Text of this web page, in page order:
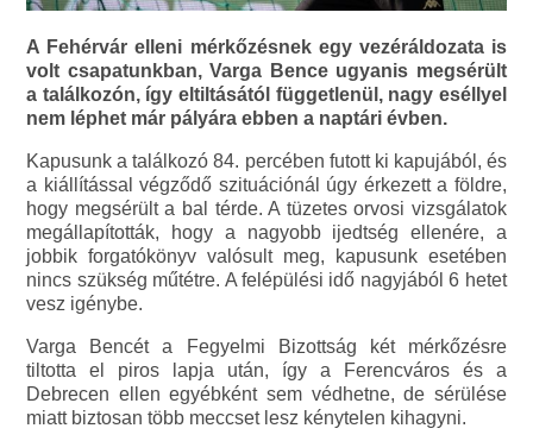
A Fehérvár elleni mérkőzésnek egy vezéráldozata is
volt csapatunkban, Varga Bence ugyanis megsérült
a találkozón, így eltiltásától függetlenül, nagy eséllyel
nem léphet már pályára ebben a naptári évben.
Kapusunk a találkozó 84. percében futott ki kapujából, és
a kiállítással végződő szituációnál úgy érkezett a földre,
hogy megsérült a bal térde. A tüzetes orvosi vizsgálatok
megállapították, hogy a nagyobb ijedtség ellenére, a
jobbik forgatókönyv valósult meg, kapusunk esetében
nincs szükség műtétre. A felépülési idő nagyjából 6 hetet
vesz igénybe.
Varga Bencét a Fegyelmi Bizottság két mérkőzésre
tiltotta el piros lapja után, így a Ferencváros és a
Debrecen ellen egyébként sem védhetne, de sérülése
miatt biztosan több meccset lesz kénytelen kihagyni.